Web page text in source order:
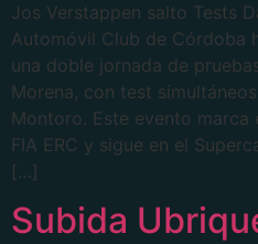
Jos Verstappen salto Tests
Automóvil Club de Córdoba
una doble jornada de
Morena, con test
Montoro. Este evento marca
FIA ERC y sigue en el
[…]
Subida